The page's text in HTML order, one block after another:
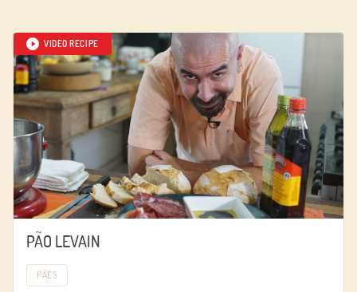
VIDEO RECIPE
PÃO LEVAIN
PÃES